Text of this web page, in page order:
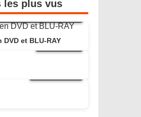
les plus vus
Actualité DVD/BLU-RAY
et BLU-RAY
Critique film